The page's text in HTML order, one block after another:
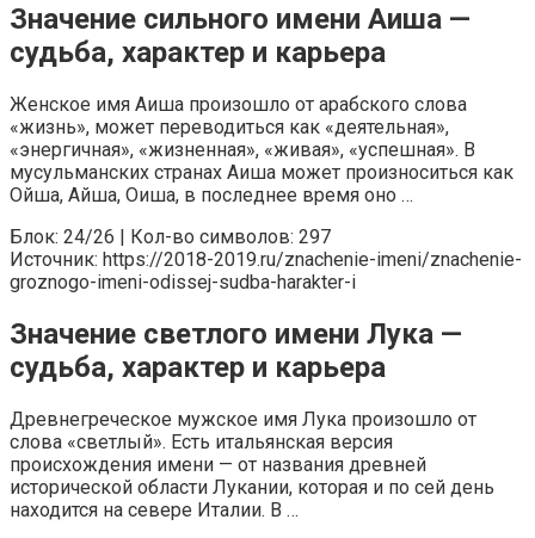
Значение сильного имени Аиша —
судьба, характер и карьера
Женское имя Аиша произошло от арабского слова
«жизнь», может переводиться как «деятельная»,
«энергичная», «жизненная», «живая», «успешная». В
мусульманских странах Аиша может произноситься как
Ойша, Айша, Оиша, в последнее время оно …
Блок: 24/26 | Кол-во символов: 297
Источник: https://2018-2019.ru/znachenie-imeni/znachenie-
groznogo-imeni-odissej-sudba-harakter-i
Значение светлого имени Лука —
судьба, характер и карьера
Древнегреческое мужское имя Лука произошло от
слова «светлый». Есть итальянская версия
происхождения имени — от названия древней
исторической области Лукании, которая и по сей день
находится на севере Италии. В …